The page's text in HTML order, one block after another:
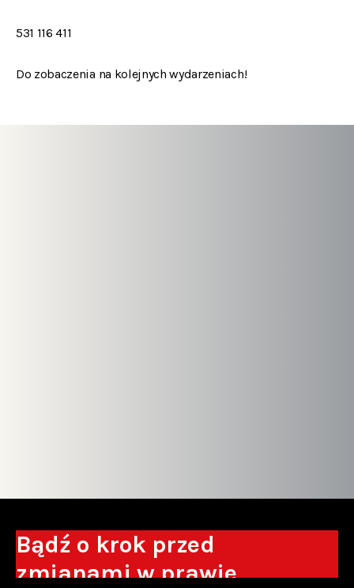
531 116 411
Do zobaczenia na kolejnych wydarzeniach!
Bądź o krok przed
zmianami w prawie